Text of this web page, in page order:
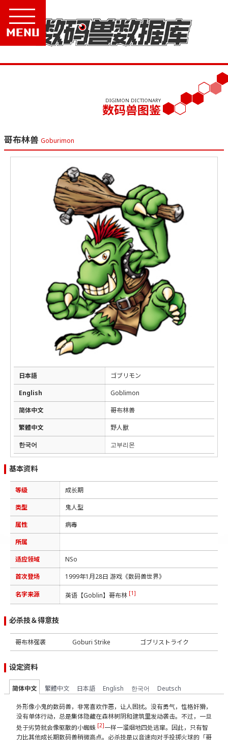
DIGIMON DICTIONARY
数码兽图鉴
哥布林兽 Goburimon
日本語
ゴブリモン
English
Goblimon
简体中文
哥布林兽
繁體中文
野人獸
한국어
고부리몬
基本资料
等级
成长期
类型
鬼人型
属性
病毒
所属
适应领域
NSo
首次登场
1999年1月28日 游戏《数码兽世界》
名字来源 英语【Goblin】哥布林 [1]
必杀技＆得意技
哥布林强袭 Goburi Strike ゴブリストライク
设定资料
简体中文 繁體中文 日本語 English 한국어 Deutsch
外形像小鬼的数码兽，非常喜欢作恶，让人困扰。没有勇气，性格奸猾，
没有单体行动，总是集体隐藏在森林树阴和建筑里发动袭击。不过，一旦
处于劣势就会像驱散的小蜘蛛 [2]一样一溜烟地四处逃窜。因此，只有智
力比其他成长期数码兽稍微高点。必杀技是以音速向对手投掷火球的「哥